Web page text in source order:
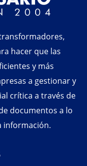
hacer que las
y más
a gestionar y
crítica a través de
documentos a lo
información.